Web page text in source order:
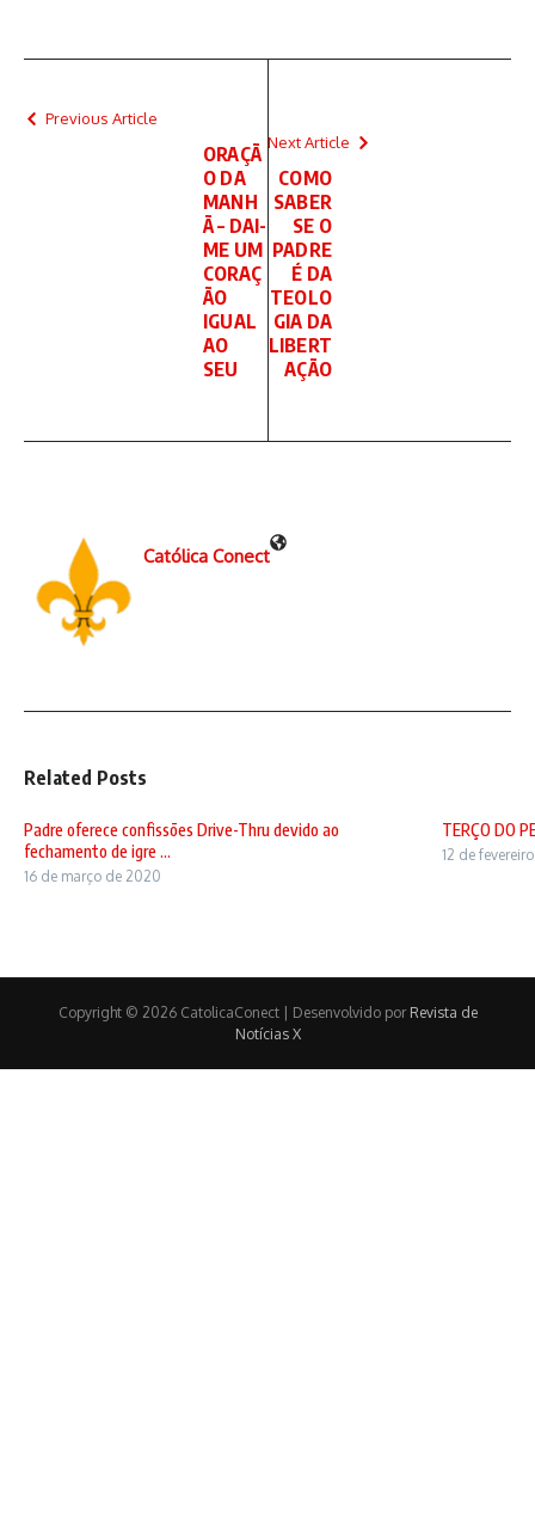
Previous Article
ORAÇÃ
O DA
MANH
Ã – DAI-
ME UM
CORAÇ
ÃO
IGUAL
AO
SEU
Next Article
COMO
SABER
SE O
PADRE
É DA
TEOLO
GIA DA
LIBERT
AÇÃO
Católica Conect
Related Posts
Padre oferece confissões Drive-Thru devido ao
fechamento de igre ...
16 de março de 2020
TERÇO DO
12 de
Copyright © 2026 CatolicaConect | Desenvolvido por Revista de
Notícias X